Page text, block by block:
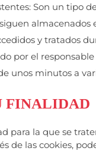
Son un tipo
almacenados
y tratados
por el responsable
unos minutos a
FINALIDAD
para la que se
de las cookies,